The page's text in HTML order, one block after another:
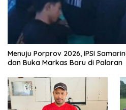
Menuju Porprov 2026, IPSI
dan Buka Markas Baru di Palaran